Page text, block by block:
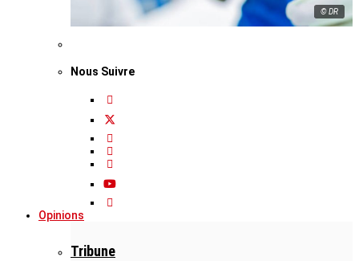
© DR
Nous Suivre
Opinions
Tribune